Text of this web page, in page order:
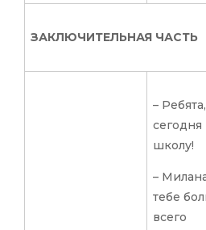
ЗАКЛЮЧИТЕЛЬНАЯ ЧАСТЬ
–
сегодня
школу!
–
тебе
всего